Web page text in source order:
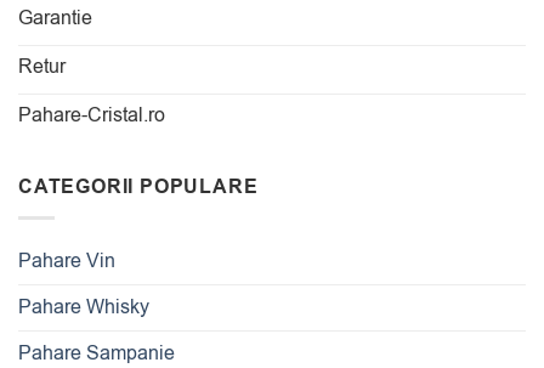
Garantie
Retur
Pahare-Cristal.ro
CATEGORII POPULARE
Pahare Vin
Pahare Whisky
Pahare Sampanie